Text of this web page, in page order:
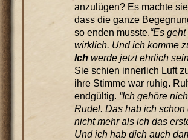
anzulügen? Es machte
dass die ganze
so enden musste.“Es
wirklich. Und ich komme
Ichwerde jetzt ehrlich
Sie schien innerlich Luft
ihre Stimme war ruhig.
endgültig. “Ich gehöre
Rudel. Das hab ich schon
nicht mehr als ich das
Und ich hab dich auch